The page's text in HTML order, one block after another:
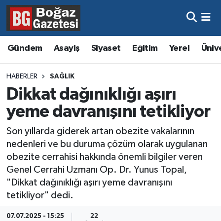
Gündem Asayiş Siyaset Eğitim Yerel
HABERLER SAĞLIK
Dikkat dağınıklığı aşırı
yeme davranışını tetikliyor
Son yıllarda giderek artan obezite vakalarının
nedenleri ve bu duruma çözüm olarak uygulanan
obezite cerrahisi hakkında önemli bilgiler veren
Genel Cerrahi Uzmanı Op. Dr. Yunus Topal,
"Dikkat dağınıklığı aşırı yeme davranışını
tetikliyor" dedi.
07.07.2025 - 15:25 22
Asayiş
Eğitim
Ekonomi
Gündem
Kültür ve Sanat
Resmi İlanlar
Sağlık
Hava Durumu
Trafik Durumu
Süper Lig Puan Durumu ve Fikstür
Tüm Manşetler
Son Dakika Haberleri